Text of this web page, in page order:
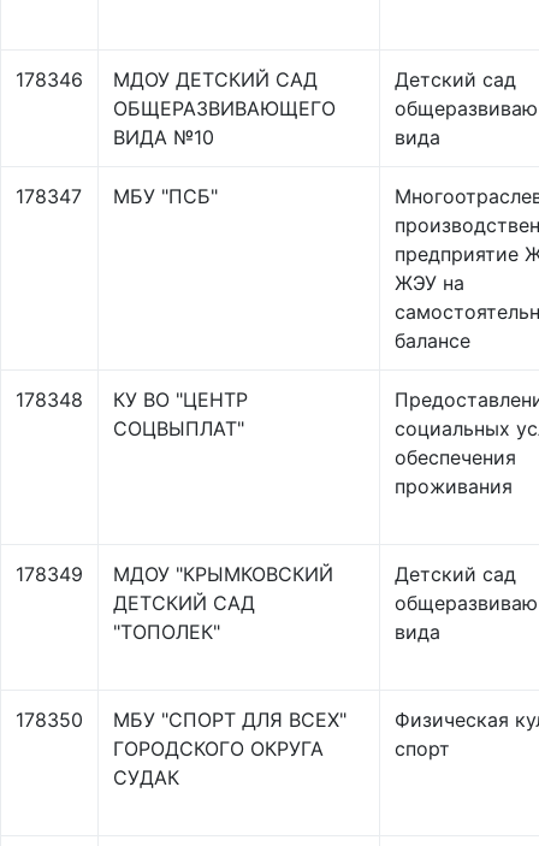
178346
МДОУ ДЕТСКИЙ САД
ОБЩЕРАЗВИВАЮЩЕГО
ВИДА №10
Детский сад
вида
178347 МБУ "ПСБ"
предприятие
ЖЭУ на
балансе
178348
КУ ВО "ЦЕНТР
СОЦВЫПЛАТ"
социальных
обеспечения
проживания
178349
МДОУ "КРЫМКОВСКИЙ
ДЕТСКИЙ САД
"ТОПОЛЕК"
Детский сад
вида
178350
МБУ "СПОРТ ДЛЯ ВСЕХ"
ГОРОДСКОГО ОКРУГА
СУДАК
Физическая
спорт